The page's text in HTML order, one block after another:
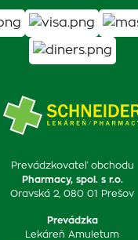
Prevádzkovateľ obchodu
Pharmacy, spol. s r.o.
Oravská 2, 080 01 Prešov
Prevádzka
Lekáreň Amuletum